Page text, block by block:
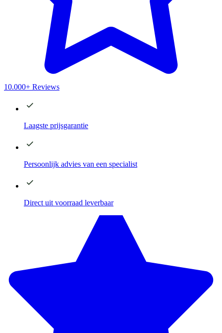
10.000+ Reviews
Laagste prijsgarantie
Persoonlijk advies van een specialist
Direct uit voorraad leverbaar